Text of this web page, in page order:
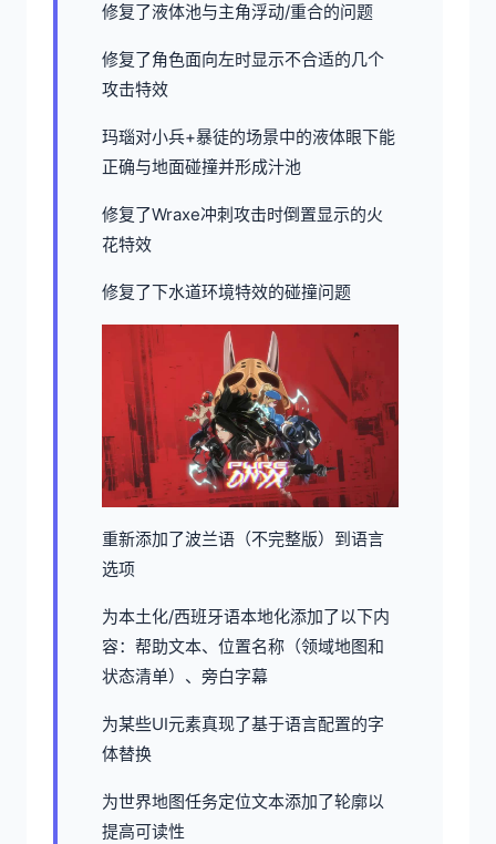
修复了液体池与主角浮动/重合的问题
修复了角色面向左时显示不合适的几个
攻击特效
玛瑙对小兵+暴徒的场景中的液体眼下能
正确与地面碰撞并形成汁池
修复了Wraxe冲刺攻击时倒置显示的火
花特效
修复了下水道环境特效的碰撞问题
重新添加了波兰语（不完整版）到语言
选项
为本土化/西班牙语本地化添加了以下内
容：帮助文本、位置名称（领域地图和
状态清单）、旁白字幕
为某些UI元素真现了基于语言配置的字
体替换
为世界地图任务定位文本添加了轮廓以
提高可读性